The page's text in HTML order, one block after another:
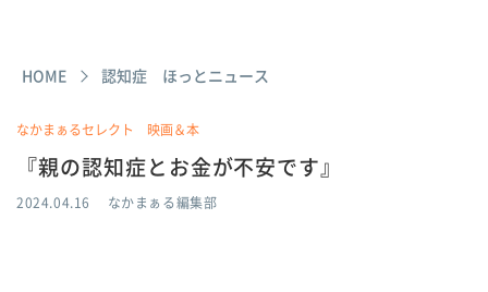
HOME 認知症 ほっとニュース
なかまぁるセレクト 映画＆本
『親の認知症とお金が不安です』
2024.04.16 なかまぁる編集部